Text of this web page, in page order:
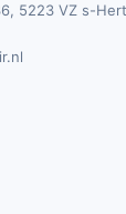
5223 VZ s-